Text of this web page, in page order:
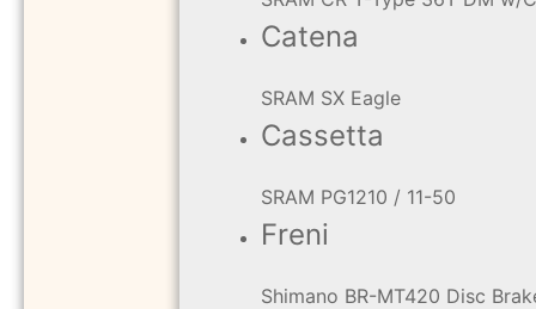
Catena
SRAM SX Eagle
Cassetta
SRAM PG1210 / 11-50
Freni
Shimano BR-MT420 Disc